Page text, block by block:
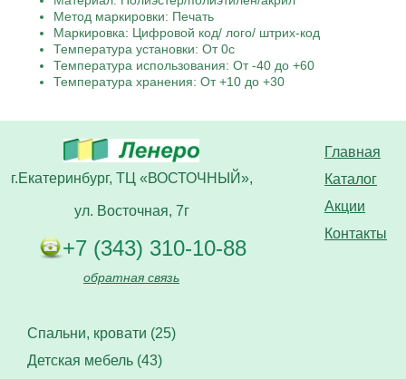
Метод маркировки: Печать
Маркировка: Цифровой код/ лого/ штрих-код
Температура установки: От 0с
Температура использования: От -40 до +60
Температура хранения: От +10 до +30
Главная
Каталог
Акции
Контакты
г.Екатеринбург, ТЦ «ВОСТОЧНЫЙ»,
ул. Восточная, 7г
+7 (343) 310-10-88
обратная связь
Спальни, кровати (25)
Детская мебель (43)